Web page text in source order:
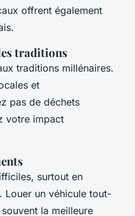
offrent également
traditions
traditions millénaires.
et
pas de déchets
votre impact
surtout en
Louer un véhicule tout-
la meilleure